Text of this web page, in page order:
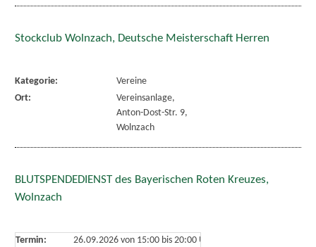
Stockclub Wolnzach, Deutsche Meisterschaft Herren
Kategorie:
Vereine
Ort:
Vereinsanlage,
Anton-Dost-Str. 9,
Wolnzach
BLUTSPENDEDIENST des Bayerischen Roten Kreuzes,
Wolnzach
Termin: 26.09.2026 von 15:00bis 20:00 Uhr